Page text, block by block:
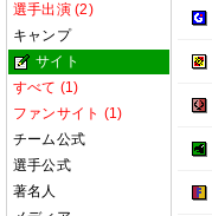
選手出演 (2)
キャンプ
サイト
すべて (1)
ファンサイト (1)
チーム公式
選手公式
著名人